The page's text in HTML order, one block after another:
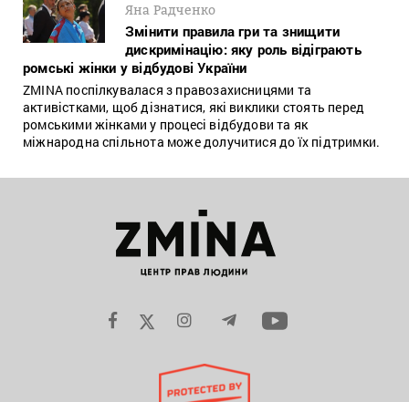
Яна Радченко
Змінити правила гри та знищити
дискримінацію: яку роль відіграють
ромські жінки у відбудові України
ZMINA поспілкувалася з правозахисницями та
активістками, щоб дізнатися, які виклики стоять перед
ромськими жінками у процесі відбудови та як
міжнародна спільнота може долучитися до їх підтримки.